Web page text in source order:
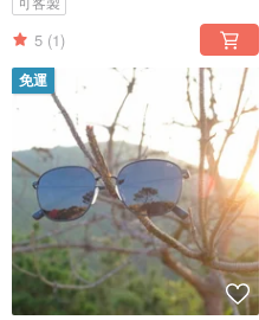
5 (1)
免運